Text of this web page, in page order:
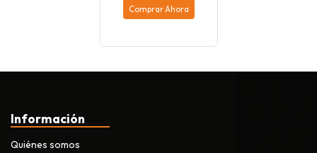
Comprar Ahora
Información
Quiénes somos